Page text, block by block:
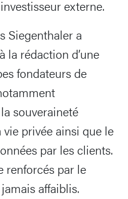
externe.
Siegenthaler a
la rédaction d’une
fondateurs de
souveraineté
privée ainsi que le
par les clients.
renforcés par le
affaiblis.